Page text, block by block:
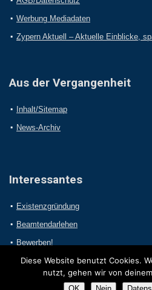
Werbung Mediadaten
Zypern Aktuell – Aktuelle Einblicke,
Aus der Vergangenheit
Inhalt/Sitemap
News-Archiv
Interessantes
Existenzgründung
Beamtendarlehen
Bewerben!
Diese Website benutzt Cookies.
nutzt, gehen wir von